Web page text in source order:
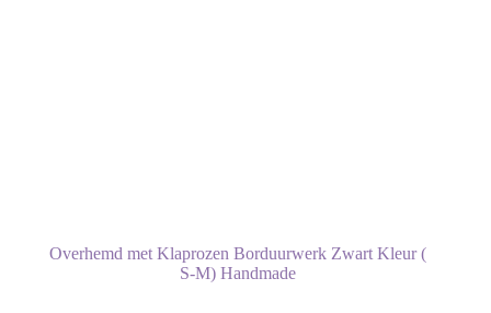
Overhemd met Klaprozen Borduurwerk Zwart Kleur (
S-M) Handmade